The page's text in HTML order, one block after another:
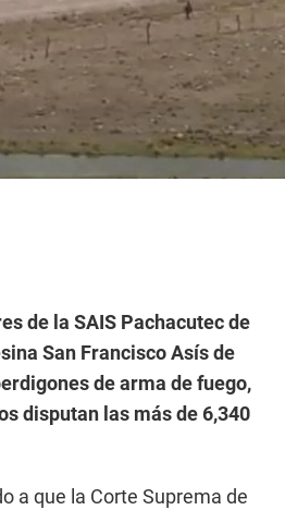
de la SAIS Pachacutec de
San Francisco Asís de
de arma de fuego,
disputan las más de 6,340
a que la Corte Suprema de